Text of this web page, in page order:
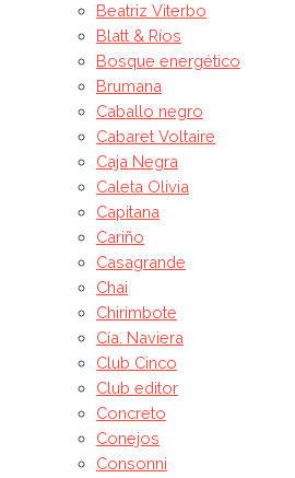
Beatriz Viterbo
Blatt & Ríos
Bosque energético
Brumana
Caballo negro
Cabaret Voltaire
Caja Negra
Caleta Olivia
Capitana
Cariño
Casagrande
Chai
Chirimbote
Cía. Naviera
Club Cinco
Club editor
Concreto
Conejos
Consonni